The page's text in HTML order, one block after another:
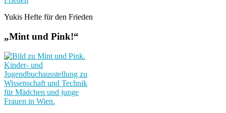
Yukis Hefte für den Frieden
„Mint und Pink!“